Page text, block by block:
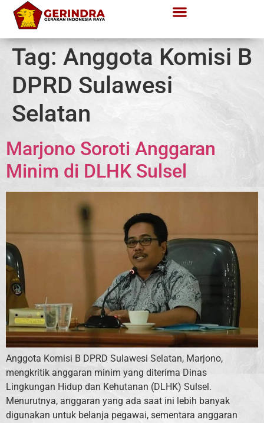
Tag: Anggota Komisi B
DPRD Sulawesi
Selatan
Marjono Soroti Anggaran
Minim di DLHK Sulsel
Anggota Komisi B DPRD Sulawesi Selatan, Marjono,
mengkritik anggaran minim yang diterima Dinas
Lingkungan Hidup dan Kehutanan (DLHK) Sulsel.
Menurutnya, anggaran yang ada saat ini lebih banyak
digunakan untuk belanja pegawai, sementara anggaran